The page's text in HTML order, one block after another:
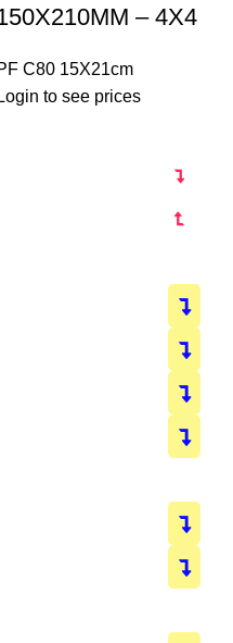
– 4X4
C80 15X21cm
Login to see prices